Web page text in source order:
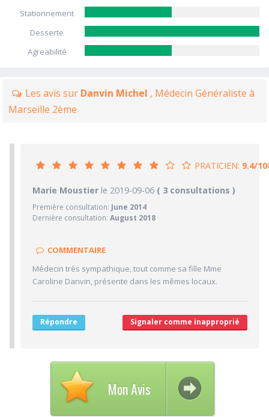
Stationnement
Desserte
Agreabilité
Les avis sur Danvin Michel , Médecin Généraliste à
Marseille 2ème
PRATICIEN: 9.4/10
PRATICIEN9.4/10
10/10 Confiance accordée
10/10 Clarté des informations médicales délivrées
7/10 Ponctualité/Temps en salle d'attente/Retard
10/10 Desserte par les transports en commun
Marie Moustier le 2019-09-06 ( 3 consultations )
Première consultation: June 2014
Dernière consultation: August 2018
COMMENTAIRE
Médecin très sympathique, tout comme sa fille Mme
Caroline Danvin, présente dans les mêmes locaux.
Répondre Signaler comme inapproprié
Mon Avis